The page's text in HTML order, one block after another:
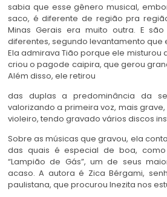
sabia que esse gênero musical,
saco, é diferente de região pra
Minas Gerais era muito outra. E
diferentes, segundo levantamento que
Ela admirava Tião porque ele misturou
criou o pagode caipira, que gerou
Além disso, ele retirou
das duplas a predominância da
valorizando a primeira voz, mais
violeiro, tendo gravado vários discos
Sobre as músicas que gravou, ela
das quais é especial de boa,
“Lampião de Gás”, um de seus
acaso. A autora é Zica Bérgami,
paulistana, que procurou Inezita nos